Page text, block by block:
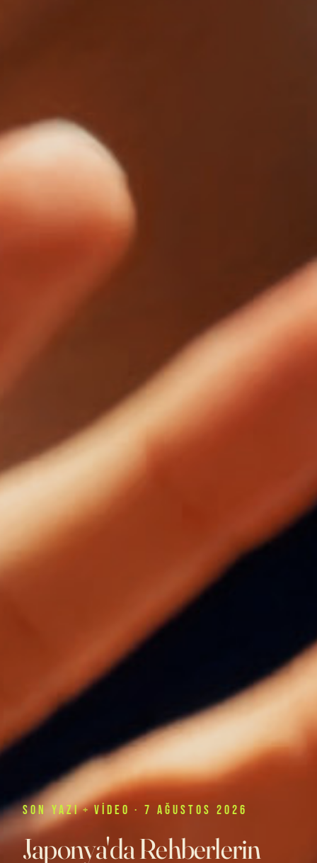
SON YAZI + VIDEO · 7 AĞUSTOS 2026
Japonya'da Rehberlerin